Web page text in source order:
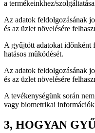
a termékeinkhez/
Az adatok feldolgozásának
és az üzlet növelésére
A gyűjtött adatokat időnként
hatásos működését.
Az adatok feldolgozásának
és az üzlet növelésére
A tevékenységünk során
vagy biometrikai
3, HOGYAN